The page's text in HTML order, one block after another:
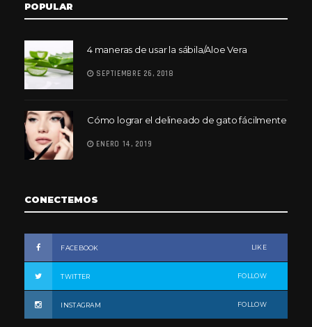
POPULAR
4 maneras de usar la sábila/Aloe Vera
SEPTIEMBRE 26, 2018
Cómo lograr el delineado de gato fácilmente
ENERO 14, 2019
CONECTEMOS
FACEBOOK LIKE
TWITTER FOLLOW
INSTAGRAM FOLLOW